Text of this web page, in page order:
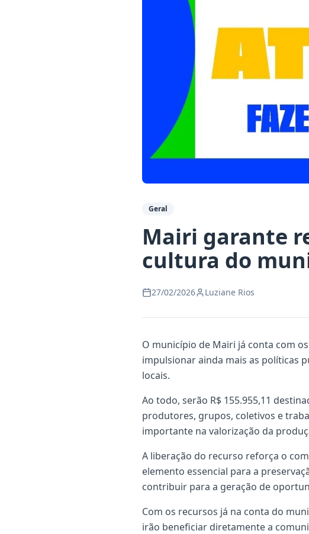
Geral
Mairi garante
cultura do
27/02/2026 Luziane Rios
O município de Mairi já conta com
impulsionar ainda mais as políticas
locais.
Ao todo, serão R$ 155.955,11
produtores, grupos, coletivos e
importante na valorização da
A liberação do recurso reforça o
elemento essencial para a
contribuir para a geração de
Com os recursos já na conta do
irão beneficiar diretamente a